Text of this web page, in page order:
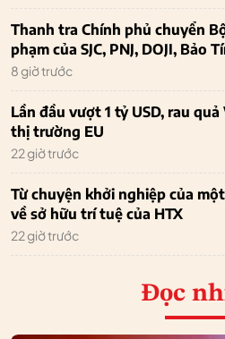
Thanh tra Chính phủ chuyển
phạm của SJC, PNJ, DOJI, Bảo
8 giờ trước
Lần đầu vượt 1 tỷ USD, rau
thị trường EU
22 giờ trước
Từ chuyện khởi nghiệp của
về sở hữu trí tuệ của HTX
22 giờ trước
Đọc